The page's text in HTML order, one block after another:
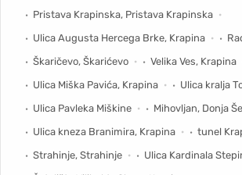
Pristava Krapinska, Pristava Krapinska
Ulica Augusta Hercega Brke, Krapina
Škaričevo, Škarićevo
Velika Ves, Krapina
Ulica Miška Pavića, Krapina
Ulica kralja
Ulica Pavleka Miškine
Mihovljan, Donja
Ulica kneza Branimira, Krapina
tunel
Strahinje, Strahinje
Ulica Kardinala